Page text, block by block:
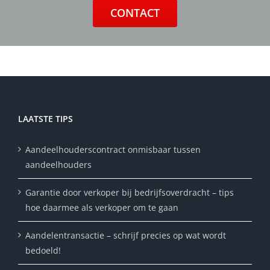
CONTACT
LAATSTE TIPS
Aandeelhouderscontract onmisbaar tussen
aandeelhouders
Garantie door verkoper bij bedrijfsoverdracht – tips
hoe daarmee als verkoper om te gaan
Aandelentransactie – schrijf precies op wat wordt
bedoeld!